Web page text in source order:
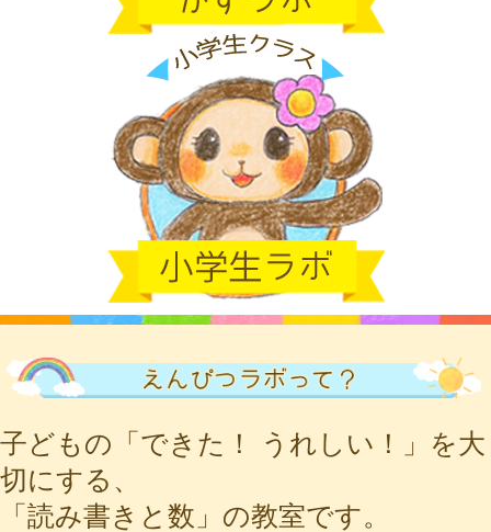
子どもの「できた！ うれしい！」を大
切にする、
「読み書きと数」の教室です。